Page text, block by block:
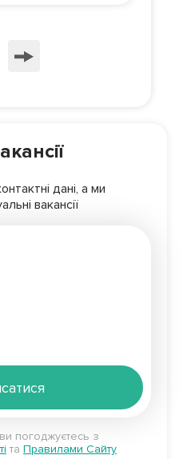
дані, а ми
вакансії
погоджуєтесь з
та Правилами Сайту